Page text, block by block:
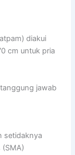
diakui
cm untuk pria
jawab
setidaknya